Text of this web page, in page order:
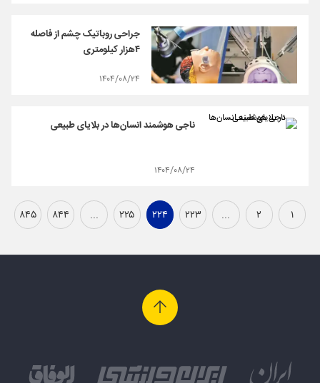
جراحی روباتیک چشم از فاصله
۴هزار کیلومتری
۱۴۰۴/۰۸/۲۴
ناجی هوشمند انسان‌ها در بلایای طبیعی
۱۴۰۴/۰۸/۲۴
۱ ۲ ... ۲۲۳ ۲۲۴ ۲۲۵ ... ۸۴۴ ۸۴۵